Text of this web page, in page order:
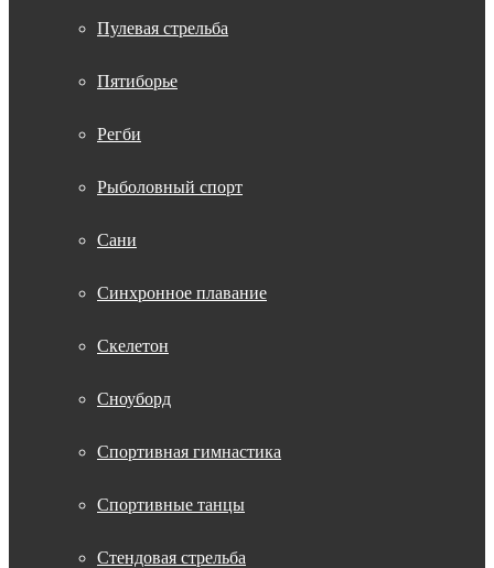
Пулевая стрельба
Пятиборье
Регби
Рыболовный спорт
Сани
Синхронное плавание
Скелетон
Сноуборд
Спортивная гимнастика
Спортивные танцы
Стендовая стрельба